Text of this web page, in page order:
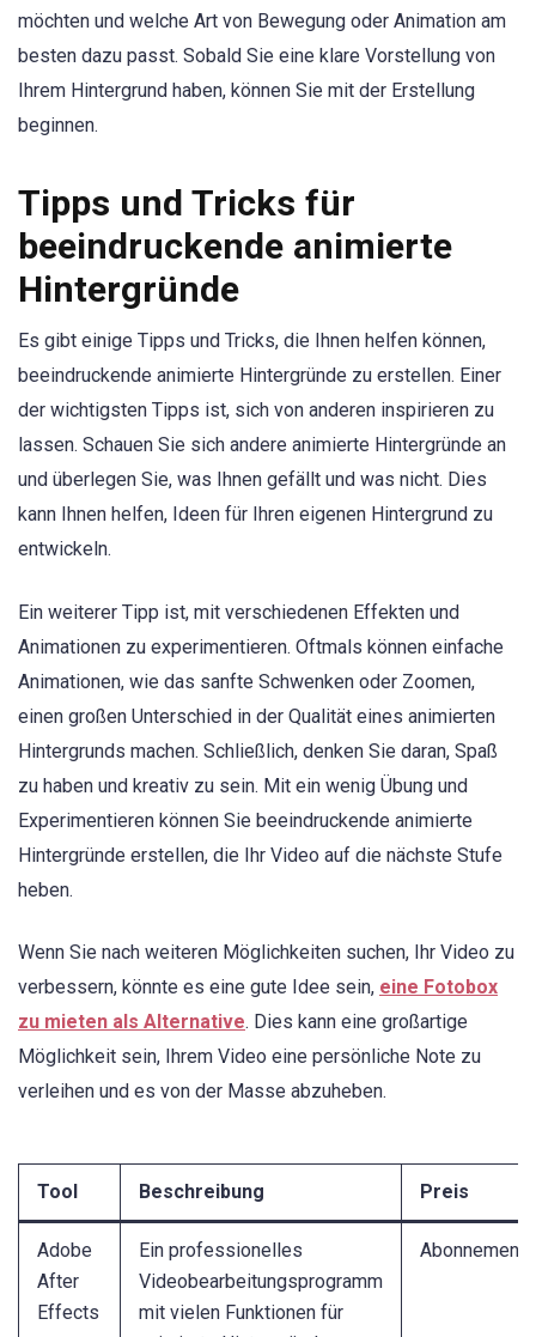
möchten und welche Art von Bewegung oder Animation am
besten dazu passt. Sobald Sie eine klare Vorstellung von
Ihrem Hintergrund haben, können Sie mit der Erstellung
beginnen.
Tipps und Tricks für
beeindruckende animierte
Hintergründe
Es gibt einige Tipps und Tricks, die Ihnen helfen können,
beeindruckende animierte Hintergründe zu erstellen. Einer
der wichtigsten Tipps ist, sich von anderen inspirieren zu
lassen. Schauen Sie sich andere animierte Hintergründe an
und überlegen Sie, was Ihnen gefällt und was nicht. Dies
kann Ihnen helfen, Ideen für Ihren eigenen Hintergrund zu
entwickeln.
Ein weiterer Tipp ist, mit verschiedenen Effekten und
Animationen zu experimentieren. Oftmals können einfache
Animationen, wie das sanfte Schwenken oder Zoomen,
einen großen Unterschied in der Qualität eines animierten
Hintergrunds machen. Schließlich, denken Sie daran, Spaß
zu haben und kreativ zu sein. Mit ein wenig Übung und
Experimentieren können Sie beeindruckende animierte
Hintergründe erstellen, die Ihr Video auf die nächste Stufe
heben.
Wenn Sie nach weiteren Möglichkeiten suchen, Ihr Video zu
verbessern, könnte es eine gute Idee sein, eine Fotobox
zu mieten als Alternative. Dies kann eine großartige
Möglichkeit sein, Ihrem Video eine persönliche Note zu
verleihen und es von der Masse abzuheben.
Tool Beschreibung Preis
Adobe
After
Effects
Ein professionelles
Videobearbeitungsprogramm
mit vielen Funktionen für